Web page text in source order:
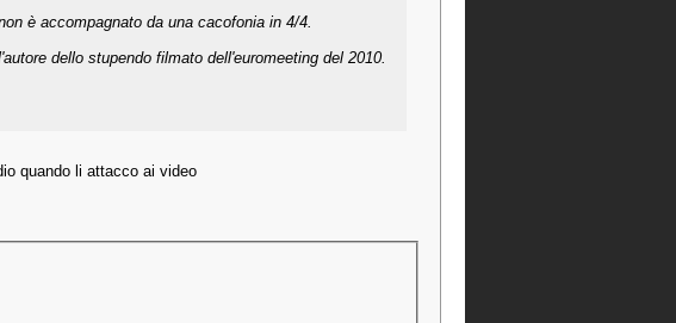
è accompagnato da una cacofonia in 4/4.
dello stupendo filmato dell'euromeeting del 2010.
quando li attacco ai video